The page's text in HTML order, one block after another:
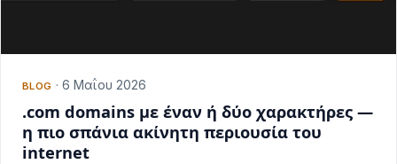
BLOG · 6 Μαΐου 2026
.com domains με έναν ή δύο χαρακτήρες —
η πιο σπάνια ακίνητη περιουσία του
internet